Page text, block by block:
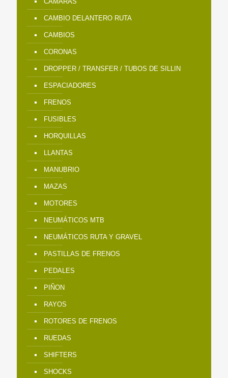
CAMBIO DELANTERO RUTA
CAMBIOS
CORONAS
DROPPER / TRANSFER / TUBOS DE SILLIN
ESPACIADORES
FRENOS
FUSIBLES
HORQUILLAS
LLANTAS
MANUBRIO
MAZAS
MOTORES
NEUMÁTICOS MTB
NEUMÁTICOS RUTA Y GRAVEL
PASTILLAS DE FRENOS
PEDALES
PIÑON
RAYOS
ROTORES DE FRENOS
RUEDAS
SHIFTERS
SHOCKS